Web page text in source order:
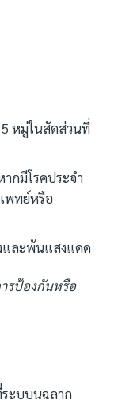
หมู่ในสัดส่วนที่
กมีโรคประจำ
พทย์หรือ
และพ้นแสงแดด
รป้องกันหรือ
ะบุบนฉลาก